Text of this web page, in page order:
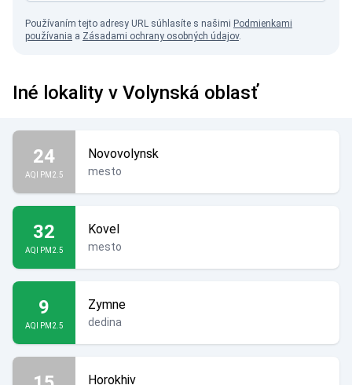
Používaním tejto adresy URL súhlasíte s našimi Podmienkami
používania a Zásadami ochrany osobných údajov.
Iné lokality v Volynská oblasť
24
AQI PM2.5
Novovolynsk
mesto
32
AQI PM2.5
Kovel
mesto
9
AQI PM2.5
Zymne
dedina
Horokhiv